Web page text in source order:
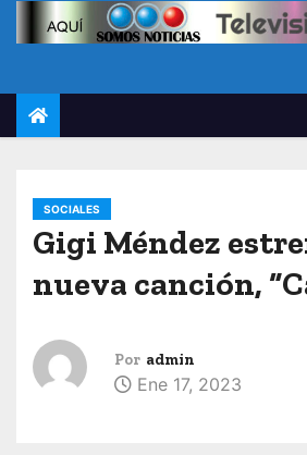
SOCIALES
Gigi Méndez
nueva canción,
Por admin
Ene 17, 2023